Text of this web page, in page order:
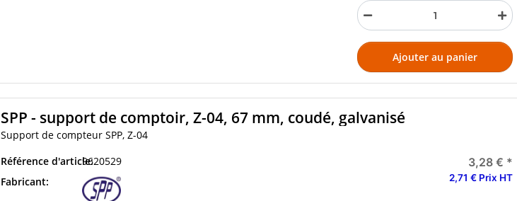
Ajouter au panier
SPP - support de comptoir, Z-04, 67 mm, coudé, galvanisé
Support de compteur SPP, Z-04
Référence d'article:9620529
Fabricant:
3,28 € *
2,71 € Prix HT